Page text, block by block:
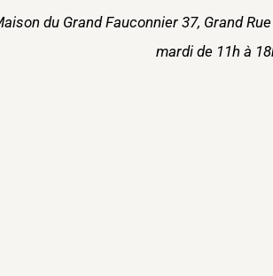
du Grand Fauconnier 37, Grand
mardi de 11h à